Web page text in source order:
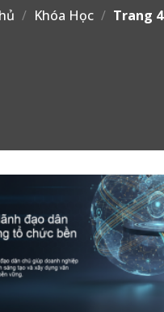
/ Khóa Học / Trang 4